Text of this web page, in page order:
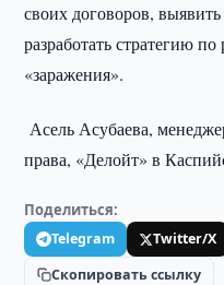
своих договоров,
разработать стратегию
«заражения».
Асель Асубаева,
права, «Делойт» в
Поделиться:
Telegram Twitter/X
Скопировать ссылку